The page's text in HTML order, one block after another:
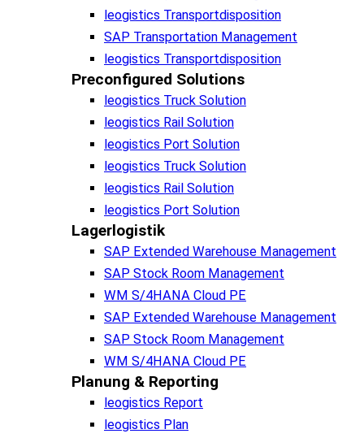
leogistics Transportdisposition
SAP Transportation Management
leogistics Transportdisposition
Preconfigured Solutions
leogistics Truck Solution
leogistics Rail Solution
leogistics Port Solution
leogistics Truck Solution
leogistics Rail Solution
leogistics Port Solution
Lagerlogistik
SAP Extended Warehouse Management
SAP Stock Room Management
WM S/4HANA Cloud PE
SAP Extended Warehouse Management
SAP Stock Room Management
WM S/4HANA Cloud PE
Planung & Reporting
leogistics Report
leogistics Plan